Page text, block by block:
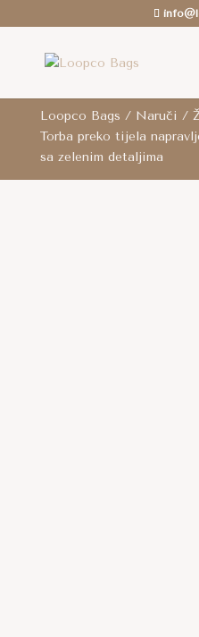
Loopco Bags / Naruči /
Torba preko tijela
sa zelenim detaljima
ROK ZA SLANJE: 6-12
eura i za cijelu EU za